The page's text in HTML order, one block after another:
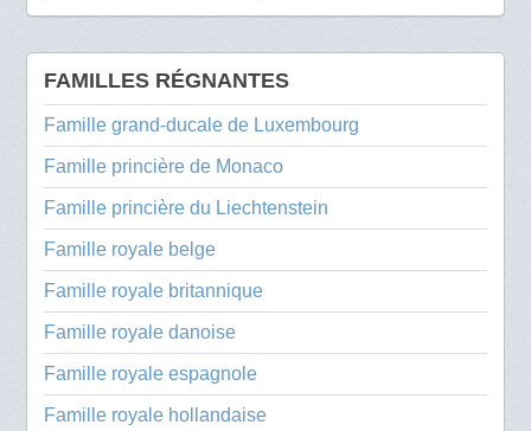
FAMILLES RÉGNANTES
Famille grand-ducale de Luxembourg
Famille princière de Monaco
Famille princière du Liechtenstein
Famille royale belge
Famille royale britannique
Famille royale danoise
Famille royale espagnole
Famille royale hollandaise